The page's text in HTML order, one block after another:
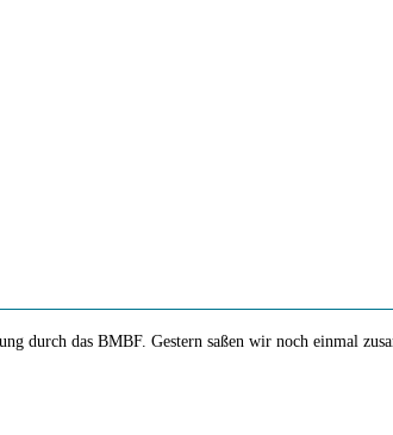
das BMBF. Gestern saßen wir noch einmal